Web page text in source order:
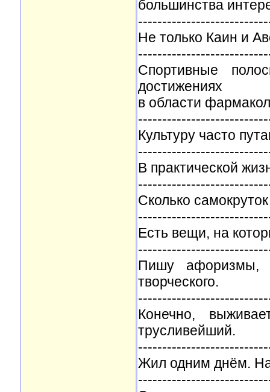
большинства
Не только Каин и
Спортивные
достижениях
в области
Культуру часто
В практической
Сколько
Есть вещи, на
Пишу афоризмы,
творческого.
Конечно,
трусливейший.
Жил одним днём.